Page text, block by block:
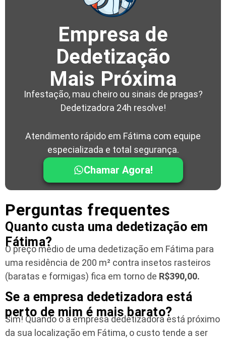
Empresa de
Dedetização
Mais Próxima
Infestação, mau cheiro ou sinais de pragas?
Dedetizadora 24h resolve!
Atendimento rápido em Fátima com equipe
especializada e total segurança.
Chamar Agora!
Perguntas frequentes
Quanto custa uma dedetização em
Fátima?
O preço médio de uma dedetização em Fátima para
uma residência de 200 m² contra insetos rasteiros
(baratas e formigas) fica em torno de R$390,00.
Se a empresa dedetizadora está
perto de mim é mais barato?
Sim! Quando o a empresa dedetizadora está próximo
da sua localização em Fátima, o custo tende a ser